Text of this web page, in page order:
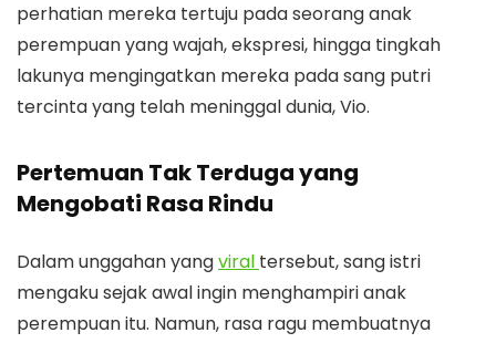
perhatian mereka tertuju pada seorang anak
perempuan yang wajah, ekspresi, hingga tingkah
lakunya mengingatkan mereka pada sang putri
tercinta yang telah meninggal dunia, Vio.
Pertemuan Tak Terduga yang
Mengobati Rasa Rindu
Dalam unggahan yangviral tersebut, sang istri
mengaku sejak awal ingin menghampiri anak
perempuan itu. Namun, rasa ragu membuatnya